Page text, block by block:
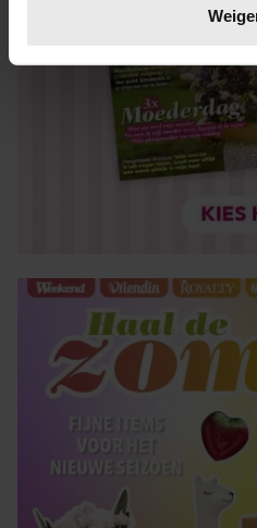
verwerkt en stel uw
intrekken in de
We gebruiken cookies om
personaliseren, om functies
en om ons websiteverkeer te
partners voor social media,
verzameld op basis van uw
gaat akkoord met onze
gebruiken.